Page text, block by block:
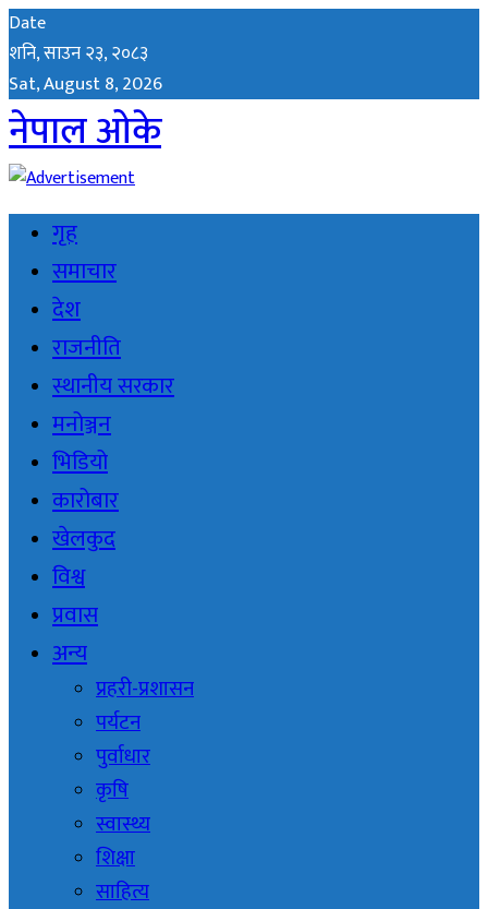
Date
शनि, साउन २३, २०८३
Sat, August 8, 2026
नेपाल ओके
गृह
समाचार
देश
राजनीति
स्थानीय सरकार
मनोञ्जन
भिडियो
कारोबार
खेलकुद
विश्व
प्रवास
अन्य
प्रहरी-प्रशासन
पर्यटन
पुर्वाधार
कृषि
स्वास्थ्य
शिक्षा
साहित्य